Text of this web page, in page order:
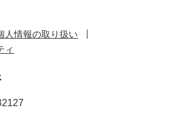
人情報の取り扱い
ィ